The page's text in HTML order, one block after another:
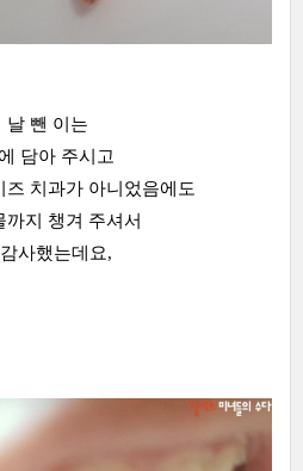
날 뺀 이는
담아 주시고
즈 치과가 아니었음에도
까지 챙겨 주셔서
사했는데요,